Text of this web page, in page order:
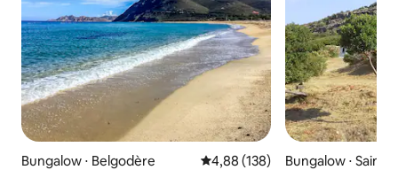
Bungalow ⋅ Belgodère Évaluation moyenne sur la
4,88 (138)
Bungalow ⋅ Saint-